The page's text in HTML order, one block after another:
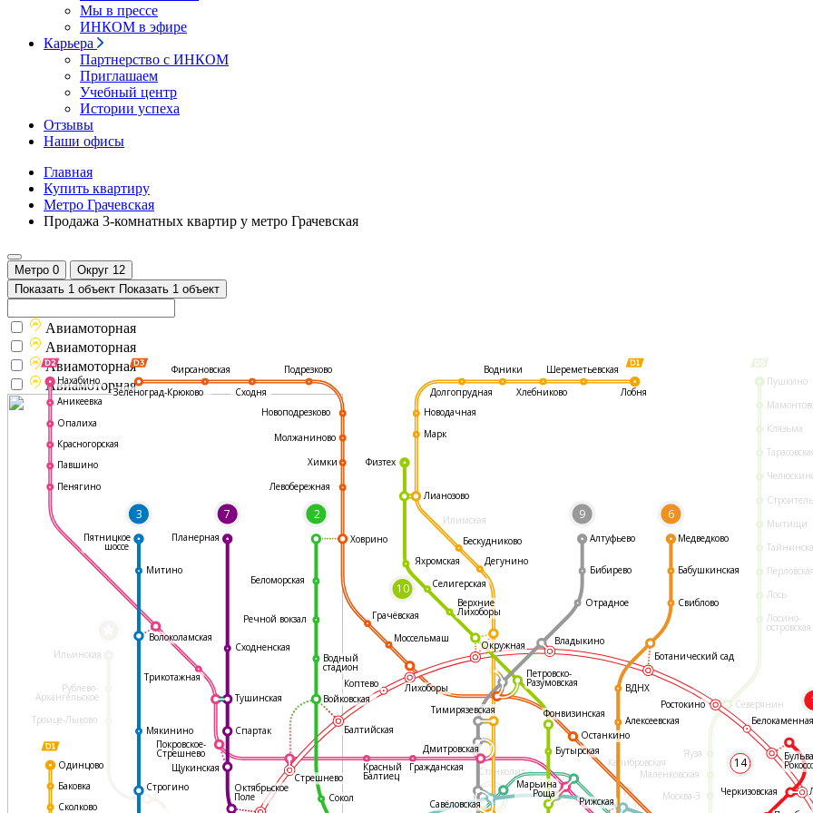
Мы в прессе
ИНКОМ в эфире
Карьера
Партнерство с ИНКОМ
Приглашаем
Учебный центр
Истории успеха
Отзывы
Наши офисы
Главная
Купить квартиру
Метро Грачевская
Продажа 3-комнатных квартир у метро Грачевская
Метро 0 Округ 12
Показать 1 объект Показать 1 объект
Илимская
Пушкино
Клязьма
Мытищи
Лось
Лосино-
островская
Северянин
Яуза
Маленковская
Москва-3
Ильинская
Рублево-
Архангельское
Троице-Лыково
Калибровская
Станколит
3 7
14
2 9 6
10
Фирсановская
Сходня
Подрезково
Новоподрезково
Молжаниново
Химки
Левобережная
Ховрино
Грачёвская
Моссельмаш
Останкино
Медведково
Бабушкинская
Свиблово
ВДНХ
Алексеевская
Рижская
Сокол
Красный
Балтиец
Гражданская
Дмитровская
Коптево Лихоборы
Балтийская
Войковская
Водный
стадион
Сходненская
Трикотажная
Волоколамская
Тушинская
Мякинино
Строгино
Митино
Нахабино
Аникеевка
Опалиха
Красногорская
Павшино
Пенягино
Одинцово
Баковка
Сколково
Пятницкое
шоссе
Планерная
Спартак
Стрешнево
Щукинская
Октябрьское
Поле
Окружная
Дегунино
Бескудниково
Верхние
Лихоборы
Селигерская
Физтех
Яхромская
Марк
Лианозово
Новодачная
Речной вокзал
Беломорская
Долгопрудная
Водники
Хлебниково
Шереметьевская
Лобня
Тимирязевская
Марьина
Роща
Савёловская
Фонвизинская
Бутырская
Петровско-
Разумовская
Покровское-
Стрешнево
Бибирево
Отрадное
Владыкино
Ботанический сад
Алтуфьево
Ростокино
Черкизовская
Зеленоград-Крюково
Авиамоторная
Авиамоторная
Авиамоторная
Авиамоторная